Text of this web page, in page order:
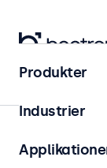
Skærme
10-tommer
Produkter
Industrier